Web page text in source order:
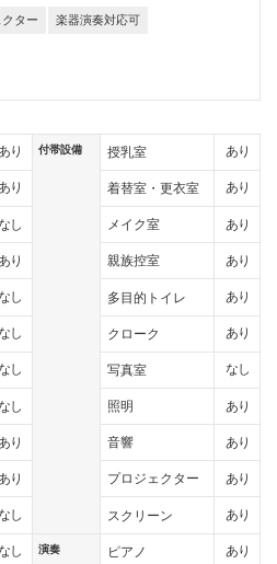
ター 楽器演奏対応可
り
り
し
あり
し
し
し
し
あり
り
し
し
付帯設備 授乳室 あり
着替室・更衣室 あり
メイク室 あり
親族控室 あり
多目的トイレ あり
クローク あり
写真室 なし
照明 あり
音響 あり
プロジェクター あり
スクリーン あり
演奏 ピアノ あり